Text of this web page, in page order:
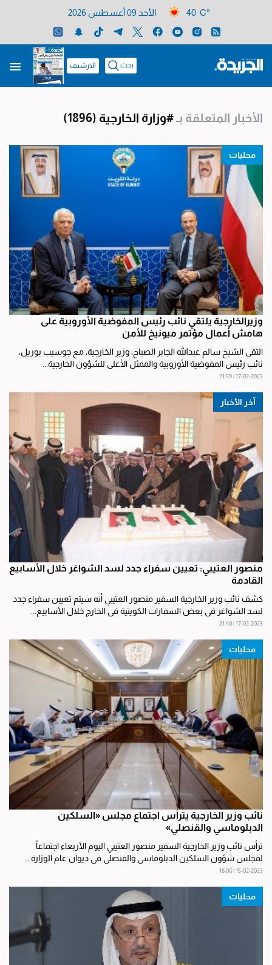
40 C° الأحد 09 أغسطس 2026
بحث الارشيف
الأخبار المتعلقة بـ#وزارة الخارجية (1896)
محليات
وزيرالخارجية يلتقي نائب رئيس المفوضية الأوروبية على
هامش أعمال مؤتمر ميونيخ للأمن
التقى الشيخ سالم عبدالله الجابر الصباح، وزير الخارجية، مع جوسيب بوريل،
نائب رئيس المفوضية الأوروبية والممثل الأعلى للشؤون الخارجية...
17-02-2023 | 21:59
آخر الأخبار
منصور العتيبي: تعيين سفراء جدد لسد الشواغر خلال الأسابيع
القادمة
كشف نائب وزير الخارجية السفير منصور العتيبي أنه سيتم تعيين سفراء جدد
لسد الشواغر في بعض السفارات الكويتية في الخارج خلال الأسابيع...
17-02-2023 | 21:40
محليات
نائب وزير الخارجية يترأس اجتماع مجلس «السلكين
الدبلوماسي والقنصلي»
ترأس نائب وزير الخارجية السفير منصور العتيبي اليوم الأربعاء اجتماعاً
لمجلس شؤون السلكين الدبلوماسي والقنصلي في ديوان عام الوزارة...
15-02-2023 | 16:08
محليات